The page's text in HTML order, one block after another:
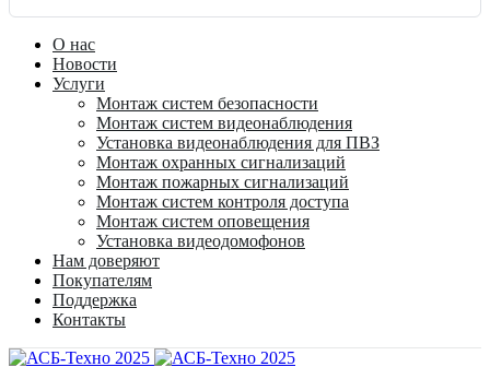
О нас
Новости
Услуги
Монтаж систем безопасности
Монтаж систем видеонаблюдения
Установка видеонаблюдения для ПВЗ
Монтаж охранных сигнализаций
Монтаж пожарных сигнализаций
Монтаж систем контроля доступа
Монтаж систем оповещения
Установка видеодомофонов
Нам доверяют
Покупателям
Поддержка
Контакты